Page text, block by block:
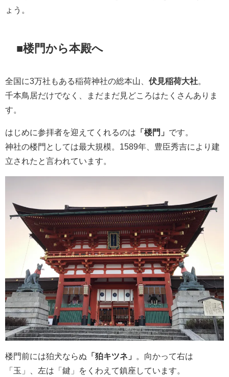
ょう。
■楼門から本殿へ
全国に3万社もある稲荷神社の総本山、 伏見稲荷大社。
千本鳥居だけでなく、まだまだ見どころはたくさんありま
す。
はじめに参拝者を迎えてくれるのは 「楼門」 です。
神社の楼門としては最大規模。1589年、豊臣秀吉により建
立されたと言われています。
楼門前には狛犬ならぬ 「狛キツネ」
。向かって右は
「玉」、左は「鍵」をくわえて鎮座しています。